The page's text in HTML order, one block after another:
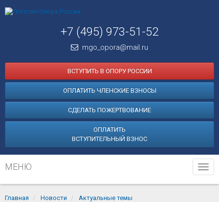
+7 (495) 973-51-52
mgo_opora@mail.ru
ВСТУПИТЬ В ОПОРУ РОССИИ
ОПЛАТИТЬ ЧЛЕНСКИЕ ВЗНОСЫ
СДЕЛАТЬ ПОЖЕРТВОВАНИЕ
ОПЛАТИТЬ
ВСТУПИТЕЛЬНЫЙ ВЗНОС
МЕНЮ
Главная Новости
Актуальные темы